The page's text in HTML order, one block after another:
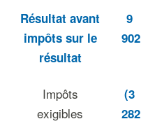
Résultat avant
impôts sur le
résultat
9
902
Impôts
exigibles
(3
282